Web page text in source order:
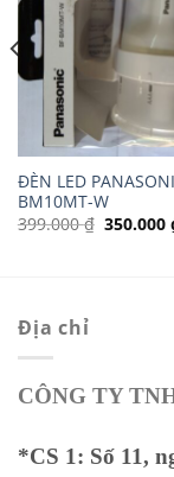
ĐÈN LED
BM10MT-W
399.000₫ Giá
gốc
350.000
Địa chỉ
CÔNG TY
*CS 1: Số 11,